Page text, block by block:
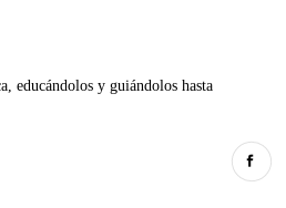
educándolos y guiándolos hasta